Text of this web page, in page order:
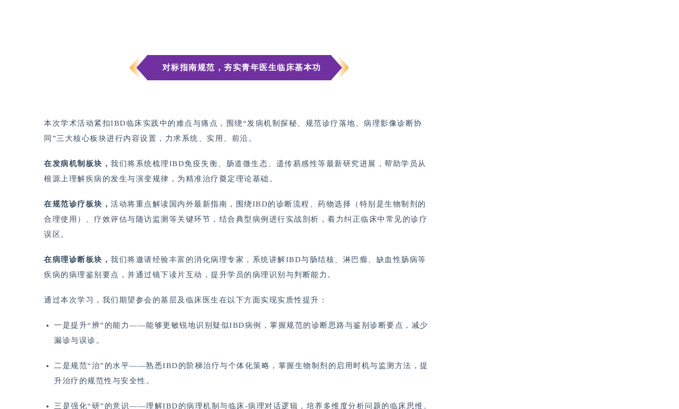
对标指南规范，夯实青年医生临床基本功
本次学术活动紧扣IBD临床实践中的难点与痛点，围绕“发病机制探秘、规范诊疗落地、病理影像诊断协
同”三大核心板块进行内容设置，力求系统、实用、前沿。
在发病机制板块， 我们将系统梳理IBD免疫失衡、肠道微生态、遗传易感性等最新研究进展，帮助学员从
根源上理解疾病的发生与演变规律，为精准治疗奠定理论基础。
在规范诊疗板块， 活动将重点解读国内外最新指南，围绕IBD的诊断流程、药物选择（特别是生物制剂的
合理使用）、疗效评估与随访监测等关键环节，结合典型病例进行实战剖析，着力纠正临床中常见的诊疗
误区。
在病理诊断板块， 我们将邀请经验丰富的消化病理专家，系统讲解IBD与肠结核、淋巴瘤、缺血性肠病等
疾病的病理鉴别要点，并通过镜下读片互动，提升学员的病理识别与判断能力。
通过本次学习，我们期望参会的基层及临床医生在以下方面实现实质性提升：
一是提升“辨”的能力——能够更敏锐地识别疑似IBD病例，掌握规范的诊断思路与鉴别诊断要点，减少
漏诊与误诊。
二是规范“治”的水平——熟悉IBD的阶梯治疗与个体化策略，掌握生物制剂的启用时机与监测方法，提
升治疗的规范性与安全性。
三是强化“研”的意识——理解IBD的病理机制与临床-病理对话逻辑，培养多维度分析问题的临床思维。